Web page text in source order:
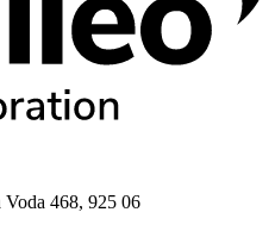
468, 925 06